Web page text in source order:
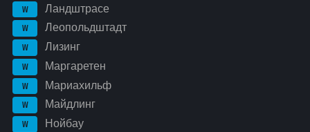
W Ландштрасе
W Леопольдштадт
W Лизинг
W Маргаретен
W Мариахильф
W Майдлинг
W Нойбау